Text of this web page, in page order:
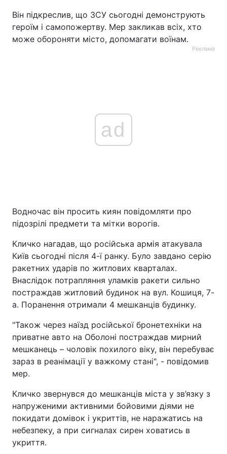
Тема оформлення
Він підкреслив, що ЗСУ сьогодні демонструють
героїм і самопожертву. Мер закликав всіх, хто
може обороняти місто, допомагати воїнам.
Реклама
ad
Водночас він просить киян повідомляти про
підозрілі предмети та мітки ворогів.
Кличко нагадав, що російська армія атакувала
Київ сьогодні після 4-ї ранку. Було завдано серію
ракетних ударів по житлових кварталах.
Внаслідок потрапляння уламків ракети сильно
постраждав житловий будинок на вул. Кошиця, 7-
а. Поранення отримали 4 мешканців будинку.
"Також через наїзд російської бронетехніки на
приватне авто на Оболоні постраждав мирний
мешканець – чоловік похилого віку, він перебуває
зараз в реанімації у важкому стані", - повідомив
мер.
Кличко звернувся до мешканців міста у зв’язку з
напруженими активними бойовими діями не
покидати домівок і укриттів, не наражатись на
небезпеку, а при сигналах сирен ховатись в
укриття.